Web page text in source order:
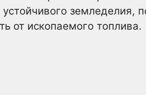
земледелия,
от ископаемого топлива.